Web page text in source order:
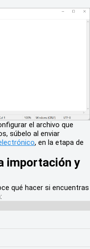
el archivo que
súbelo al enviar
, en la etapa de
importación y
qué hacer si encuentras